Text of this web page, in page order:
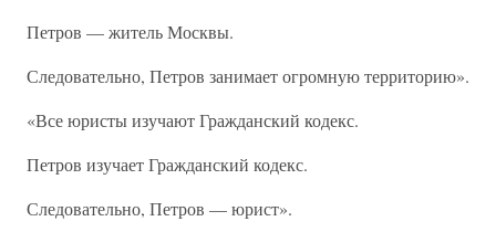
Петров — житель Москвы.
Следовательно, Петров занимает огромную территорию».
«Все юристы изучают Гражданский кодекс.
Петров изучает Гражданский кодекс.
Следовательно, Петров — юрист».